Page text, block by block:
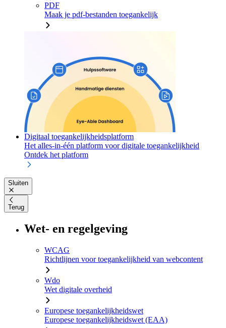
PDF
Maak je pdf-bestanden toegankelijk
Digitaal toegankelijkheidsplatform
Het alles-in-één platform voor digitale toegankelijkheid
Ontdek het platform
Sluiten
Terug
Wet- en regelgeving
WCAG
Richtlijnen voor toegankelijkheid van webcontent
Wdo
Wet digitale overheid
Europese toegankelijkheidswet
Europese toegankelijkheidswet (EAA)